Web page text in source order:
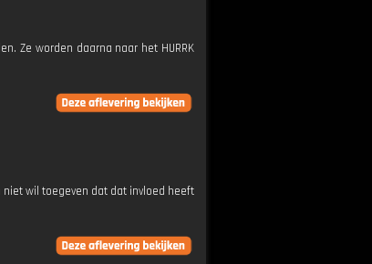
Ze worden daarna naar het HURRK
wil toegeven dat dat invloed heeft